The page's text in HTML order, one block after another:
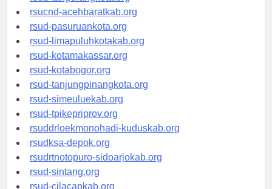
rsud-tangerangkota.org
rsucnd-acehbaratkab.org
rsud-pasuruankota.org
rsud-limapuluhkotakab.org
rsud-kotamakassar.org
rsud-kotabogor.org
rsud-tanjungpinangkota.org
rsud-simeuluekab.org
rsud-tpikepriprov.org
rsuddrloekmonohadi-kuduskab.org
rsudksa-depok.org
rsudrtnotopuro-sidoarjokab.org
rsud-sintang.org